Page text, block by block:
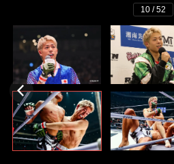
10 / 52